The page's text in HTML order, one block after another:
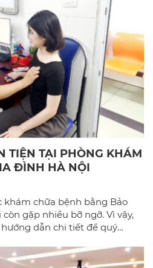
TIỆN TẠI PHÒNG KHÁM
ĐÌNH HÀ NỘI
khám chữa bệnh bằng Bảo
gặp nhiều bỡ ngỡ. Vì vậy,
dẫn chi tiết để quý
đa khoa Bác sĩ gia đình hà